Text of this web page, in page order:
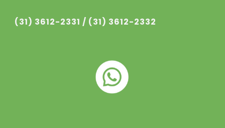
(31) 3612-2331 / (31) 3612-2332